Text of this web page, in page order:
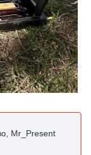
Mr_Present